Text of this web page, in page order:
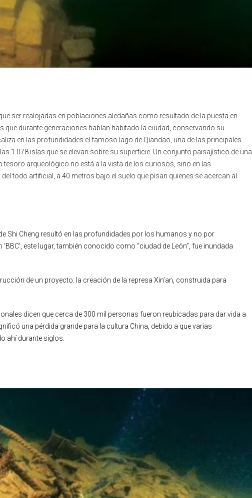
ser realojadas en poblaciones aledañas como resultado de la puesta en
que durante generaciones habían habitado la ciudad, conservando su
en las profundidades el famoso lago de Qiandao, una de las principales
1.078 islas que se elevan sobre su superficie. Un conjunto paisajístico de una
tesoro arqueológico no está a la vista de los curiosos, sino en las
todo artificial, a 40 metros bajo el suelo que pisan quienes se acercan al
Shi Cheng resultó en las profundidades por los humanos y no por
este lugar, también conocido como “ciudad de León”, fue inundada
de un proyecto: la creación de la represa Xin’an, construida para
dicen que cerca de 300 mil personas fueron reubicadas para dar vida a
una pérdida grande para la cultura China, debido a que varias
ahí durante siglos.